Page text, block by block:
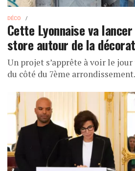
DÉCO
Cette Lyonnaise va
store autour de la
Un projet s’apprête à voir le
du côté du 7ème arrondissement.